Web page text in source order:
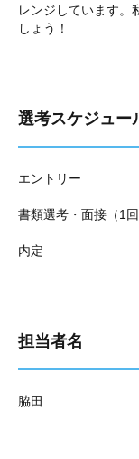
レンジしています。
しょう！
選考スケジュー
エントリー
書類選考・面接（1回
内定
担当者名
脇田